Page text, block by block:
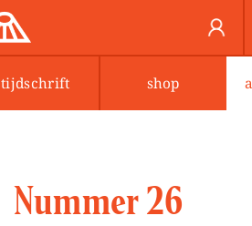
tijdschrift shop
Nummer 26